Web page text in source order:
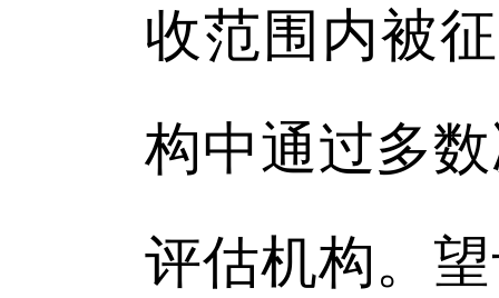
收范围内被
构中通过多
评估机构。